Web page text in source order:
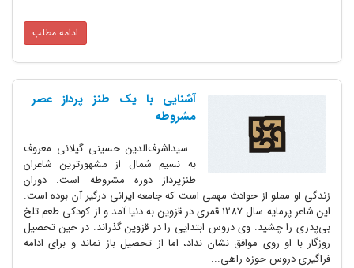
ادامه مطلب
آشنایی با یک طنز پرداز عصر
مشروطه
سیداشرف‌الدین حسینی گیلانی معروف
به نسیم شمال از مشهورترین شاعران
طنزپرداز دوره مشروطه است. دوران
زندگی او مملو از حوادث مهمی است که جامعه ایرانی درگیر آن بوده است.
این شاعر پرمایه سال 1287 قمری در قزوین به دنیا آمد و از کودکی طعم تلخ
بی‌پدری را چشید. وی دروس ابتدایی را در قزوین گذراند. در حین تحصیل
روزگار با او روی موافق نشان نداد، اما از تحصیل باز نماند و برای ادامه
فراگیری دروس حوزه راهی...